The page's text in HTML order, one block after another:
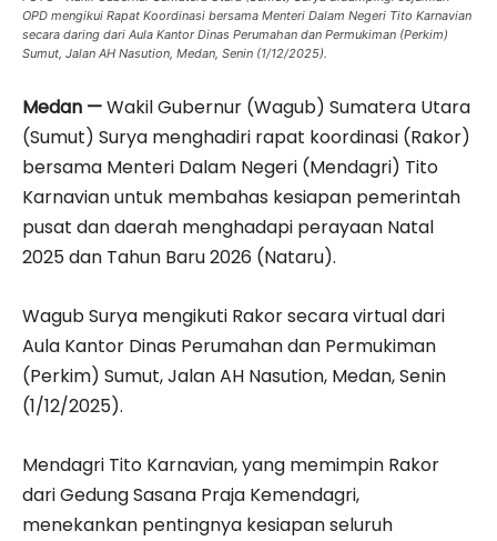
OPD mengikui Rapat Koordinasi bersama Menteri Dalam Negeri Tito Karnavian
secara daring dari Aula Kantor Dinas Perumahan dan Permukiman (Perkim)
Sumut, Jalan AH Nasution, Medan, Senin (1/12/2025).
Medan —Wakil Gubernur (Wagub) Sumatera Utara
(Sumut) Surya menghadiri rapat koordinasi (Rakor)
bersama Menteri Dalam Negeri (Mendagri) Tito
Karnavian untuk membahas kesiapan pemerintah
pusat dan daerah menghadapi perayaan Natal
2025 dan Tahun Baru 2026 (Nataru).
Wagub Surya mengikuti Rakor secara virtual dari
Aula Kantor Dinas Perumahan dan Permukiman
(Perkim) Sumut, Jalan AH Nasution, Medan, Senin
(1/12/2025).
Mendagri Tito Karnavian, yang memimpin Rakor
dari Gedung Sasana Praja Kemendagri,
menekankan pentingnya kesiapan seluruh